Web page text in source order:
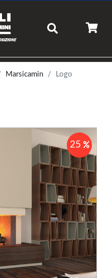
Marsicamin Logo
25